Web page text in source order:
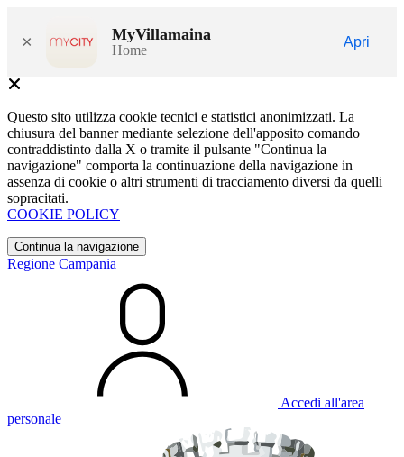
× MyVillamaina
Home
Apri
Questo sito utilizza cookie tecnici e statistici anonimizzati. La
chiusura del banner mediante selezione dell'apposito comando
contraddistinto dalla X o tramite il pulsante "Continua la
navigazione" comporta la continuazione della navigazione in
assenza di cookie o altri strumenti di tracciamento diversi da quelli
sopracitati.
COOKIE POLICY
Continua la navigazione
Regione Campania
Accedi all'area
personale